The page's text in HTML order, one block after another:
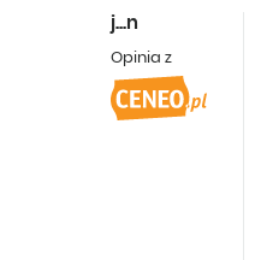
j...n
Opinia z